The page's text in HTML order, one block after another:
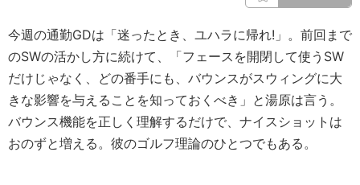
今週の通勤GDは「迷ったとき、ユハラに帰れ!」。前回まで
のSWの活かし方に続けて、「フェースを開閉して使うSW
だけじゃなく、どの番手にも、バウンスがスウィングに大
きな影響を与えることを知っておくべき」と湯原は言う。
バウンス機能を正しく理解するだけで、ナイスショットは
おのずと増える。彼のゴルフ理論のひとつでもある。